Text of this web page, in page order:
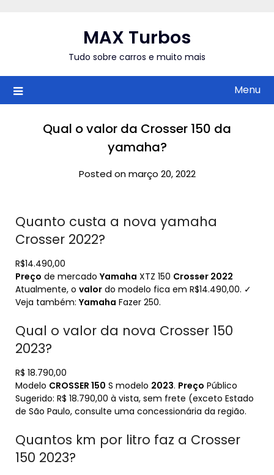
MAX Turbos
Tudo sobre carros e muito mais
Menu
Qual o valor da Crosser 150 da
yamaha?
Posted on março 20, 2022
Quanto custa a nova yamaha
Crosser 2022?
R$14.490,00
Preço de mercadoYamaha XTZ 150 Crosser 2022
Atualmente, o valor do modelo fica em R$14.490,00. ✓
Veja também:Yamaha Fazer 250.
Qual o valor da nova Crosser 150
2023?
R$ 18.790,00
Modelo CROSSER 150 S modelo 2023. Preço Público
Sugerido: R$ 18.790,00 à vista, sem frete (exceto Estado
de São Paulo, consulte uma concessionária da região.
Quantos km por litro faz a Crosser
150 2023?